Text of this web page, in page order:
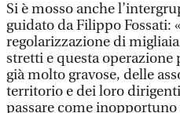
Si è mosso anche
guidato da Filippo Fossati:
regolarizzazione di
stretti e questa operazione
già molto gravose, delle
territorio e dei loro
passare come